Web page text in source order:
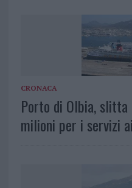
CRONACA
Porto di Olbia,
milioni per i servizi